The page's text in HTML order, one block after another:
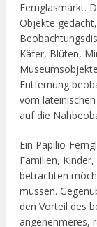
Fernglasmarkt.
Objekte
Käfer, Blüten,
Entfernung
vom
auf die
Ein Papilio-
Familien,
betrachten
müssen.
den Vorteil des
angenehmeres,